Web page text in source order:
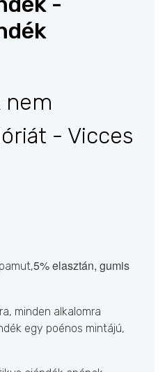
nem
- Vicces
5% elasztán, gumis
minden alkalomra
egy poénos mintájú,